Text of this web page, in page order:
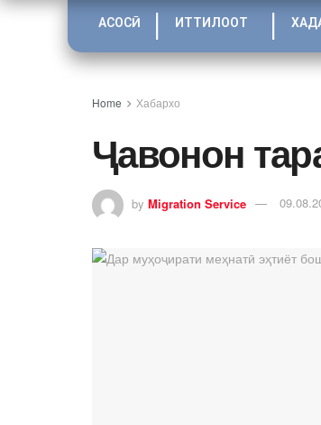
АСОСӢ ИТТИЛООТ
Home Хабархо
Ҷавонон
by Migration Service